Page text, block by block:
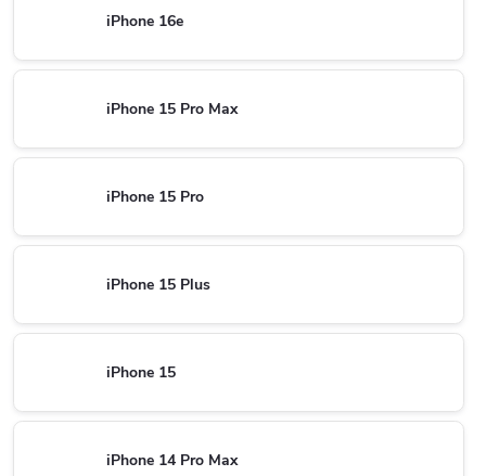
iPhone 16e
iPhone 15 Pro Max
iPhone 15 Pro
iPhone 15 Plus
iPhone 15
iPhone 14 Pro Max